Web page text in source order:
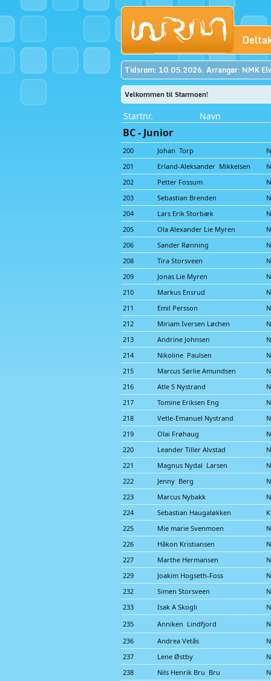
Tidsrom: 10.05.2026. Arrangør: NMK
Velkommen til Starmoen!
Startnr. Navn
BC - Junior
200 Johan Torp
201
Erland-Aleksander Mikkelsen
202
Petter Fossum
203
Sebastian Brenden
204
Lars Erik Storbæk
205
Ola Alexander Lie Myren
206
Sander Rønning
208
Tira Storsveen
209
Jonas Lie Myren
210
Markus Ensrud
211
Emil Persson
212
Miriam Iversen Løchen
213
Andrine Johnsen
214
Nikoline Paulsen
215
Marcus Sørlie Amundsen
216
Atle S Nystrand
217
Tomine Eriksen Eng
218
Vetle-Emanuel Nystrand
219
Olai Frøhaug
220
Leander Tiller Alvstad
221
Magnus Nydal Larsen
222
Jenny Berg
223
Marcus Nybakk
224
Sebastian Haugaløkken
225
Mie marie Svenmoen
226
Håkon Kristiansen
227
Marthe Hermansen
229
Joakim Hogseth-Foss
232
Simen Storsveen
233
Isak A Skogli
235
Anniken Lindfjord
236
Andrea Vetås
237
Lene Østby
238
Nils Henrik Bru Bru